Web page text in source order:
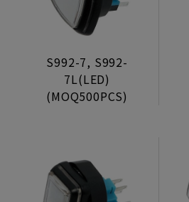
S992-7, S992-
7L(LED)
(MOQ500PCS)